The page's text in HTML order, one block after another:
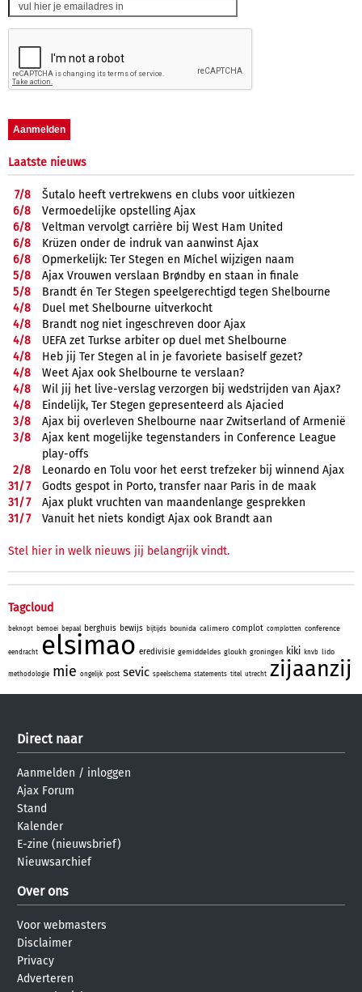
Laatste nieuws
7/8
Šutalo heeft vertrekwens en clubs voor uitkiezen
6/8
Vermoedelijke opstelling Ajax
6/8
Veltman vervolgt carrière bij West Ham United
6/8
Krüzen onder de indruk van aanwinst Ajax
6/8
Opmerkelijk: Ter Stegen en Míchel wijzigen naam
5/8
Ajax Vrouwen verslaan Brøndby en staan in finale
5/8
Brandt én Ter Stegen speelgerechtigd tegen Shelbourne
4/8
Duel met Shelbourne uitverkocht
4/8
Brandt nog niet ingeschreven door Ajax
4/8
UEFA zet Turkse arbiter op duel met Shelbourne
4/8
Heb jij Ter Stegen al in je favoriete basiself gezet?
4/8
Weet Ajax ook Shelbourne te verslaan?
4/8
Wil jij het live-verslag verzorgen bij wedstrijden van Ajax?
4/8
Eindelijk, Ter Stegen gepresenteerd als Ajacied
3/8
Ajax bij overleven Shelbourne naar Zwitserland of Armenië
3/8
Ajax kent mogelijke tegenstanders in Conference League
play-offs
2/8
Leonardo en Tolu voor het eerst trefzeker bij winnend Ajax
31/7
Godts gespot in Porto, transfer naar Paris in de maak
31/7
Ajax plukt vruchten van maandenlange gesprekken
31/7 Vanuit het niets kondigt Ajax ook Brandt aan
Stel hier in welk nieuws jij belangrijk vindt.
Tagcloud
beknopt bemoei bepaal berghuis bewijs bijtijds bounida calimero complot complotten conference
eendracht elsimao eredivisie gemiddeldes gloukh groningen kiki knvb lido
methodologie mie ongelijk post sevic speelschema statements titel utrecht zijaanzij
Direct naar
Aanmelden / inloggen
Ajax Forum
Stand
Kalender
E-zine (nieuwsbrief)
Nieuwsarchief
Over ons
Voor webmasters
Disclaimer
Privacy
Adverteren